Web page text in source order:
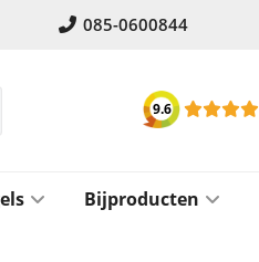
085-0600844
9.6
Bijproducten